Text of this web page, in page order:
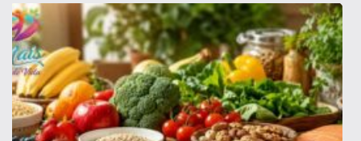
Aproveite! ✨
Veja aqui